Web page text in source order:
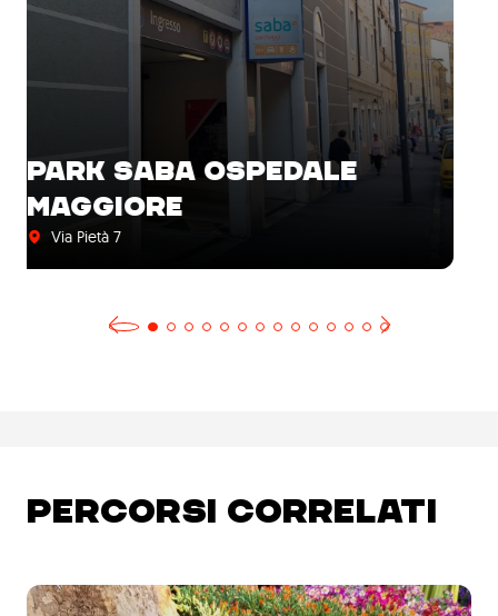
THE POET'S HOME SHORT
RENT
Via San Francesco d'Assisi 3
PERCORSI CORRELATI